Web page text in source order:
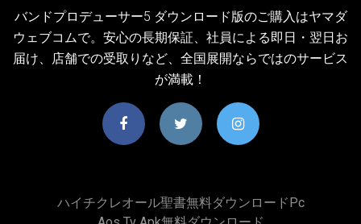
バンドプロデューサー5 ダウンロード版のご購入はヤマダ
ウェブコムで。安心の長期保証、社員による即日・翌日お
届け、店舗での受取りなど、全国展開ならではのサービス
が満載！
ハイチクレオール聖書無料ダウンロードpc